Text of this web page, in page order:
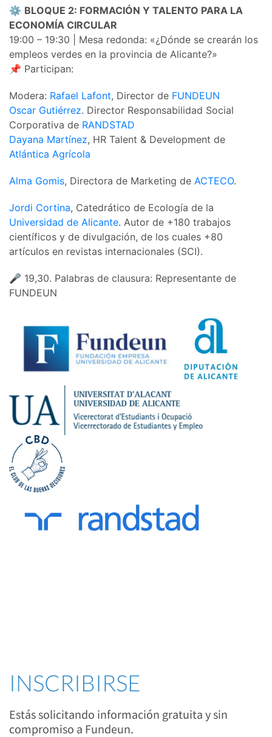
⚙️ BLOQUE 2: FORMACIÓN Y TALENTO PARA LA
ECONOMÍA CIRCULAR
19:00 – 19:30 | Mesa redonda: «¿Dónde se crearán los
empleos verdes en la provincia de Alicante?»
📌 Participan:
Modera: Rafael Lafont, Director de FUNDEUN
Oscar Gutiérrez. Director Responsabilidad Social
Corporativa de RANDSTAD
Dayana Martínez, HR Talent & Development de
Atlántica Agrícola
Alma Gomis, Directora de Marketing de ACTECO.
Jordi Cortina, Catedrático de Ecología de la
Universidad de Alicante. Autor de +180 trabajos
científicos y de divulgación, de los cuales +80
artículos en revistas internacionales (SCI).
🎤 19,30. Palabras de clausura: Representante de
FUNDEUN
INSCRIBIRSE
Estás solicitando información gratuita y sin
compromiso a Fundeun.